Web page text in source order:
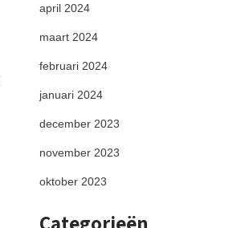
april 2024
maart 2024
februari 2024
januari 2024
december 2023
november 2023
oktober 2023
Categorieën